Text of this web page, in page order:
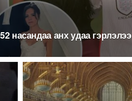
насандаа анх удаа гэрлэлээ